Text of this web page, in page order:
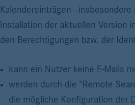
Kalendereinträgen -
Installation der aktuellen Version
den Berechtigungen bzw. der
kann ein Nutzer keine E-Mails
werden durch die "Remote
die mögliche Konfiguration der